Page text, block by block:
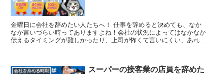
金曜日に会社を辞めたい人たちへ！ 仕事を辞めると決めても、なか
なか言いづらい時ってありますよね！会社の状況によってはなかなか
伝えるタイミングが難しかったり、上司が怖くて言いにくい、あれこ
会社を辞める時期
スーパーの接客業の店員を辞めた